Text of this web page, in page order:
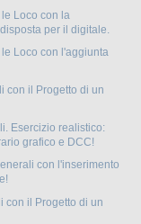
Loco con la
per il digitale.
Loco con l'aggiunta
con il Progetto di un
Esercizio realistico:
grafico e DCC!
con l'inserimento
con il Progetto di un